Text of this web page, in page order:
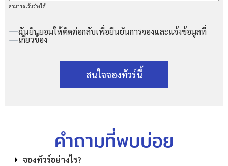
สามารถเว้นว่างได้
ฉันยินยอมให้ติดต่อกลับเพื่อยืนยันการจองและแจ้งข้อมูลที่
เกี่ยวข้อง
สนใจจองทัวร์นี้
คำถามที่พบบ่อย
จองทัวร์อย่างไร?